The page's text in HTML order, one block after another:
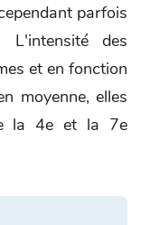
parfois
L'intensité des
et en fonction
moyenne, elles
la 4e et la 7e